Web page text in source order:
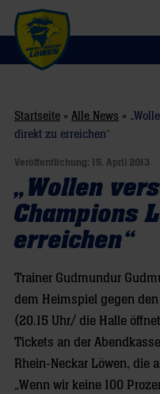
Startseite » Alle News »
direkt zu erreichen“
Veröffentlichung: 15. April 2013
„Wollen
Champions
erreichen“
Trainer Gudmundur
dem Heimspiel gegen
(20.15 Uhr/ die Halle
Tickets an der
Rhein-Neckar Löwen, die
„Wenn wir keine 100